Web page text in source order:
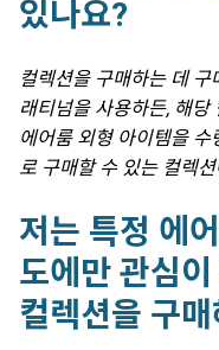
있나요?
컬렉션을 구매하는 데
래티넘을 사용하든, 해
에어룸 외형 아이템을
로 구매할 수 있는 컬렉
저는 특정 에
도에만 관심이
컬렉션을 구